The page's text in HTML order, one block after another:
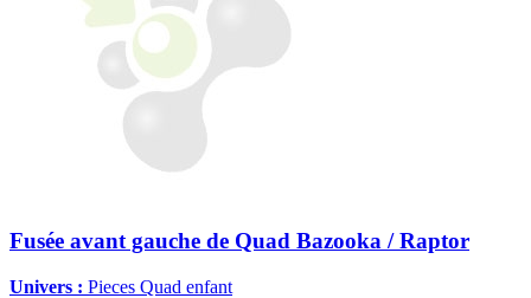
Fusée avant gauche de Quad Bazooka / Raptor
Univers : Pieces Quad enfant